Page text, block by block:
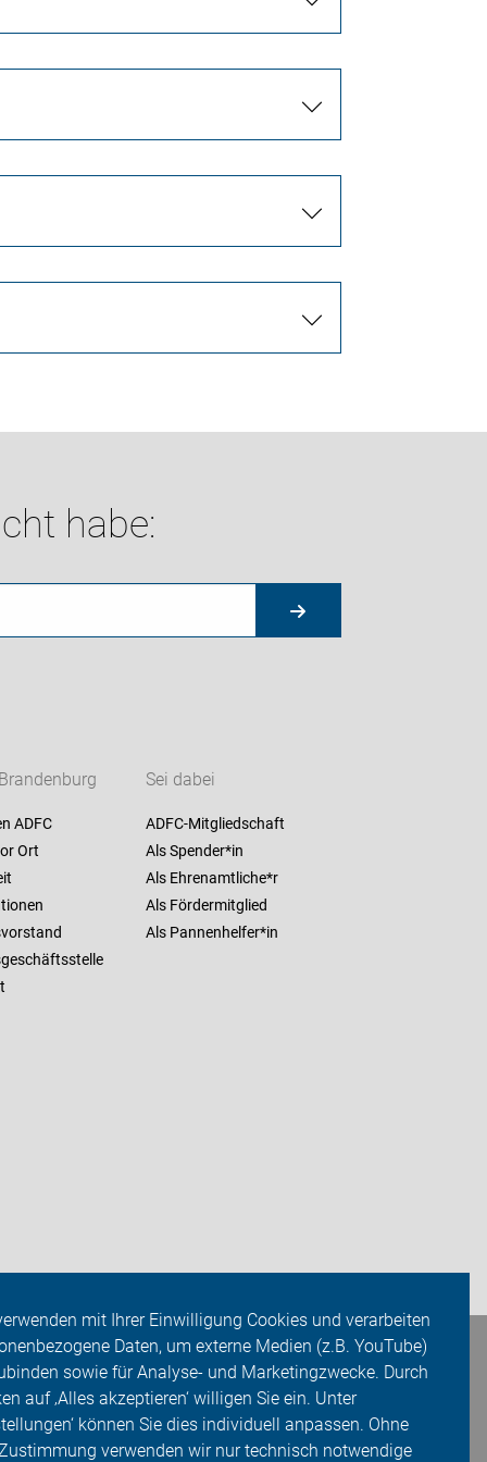
mit Ihrer Einwilligung Cookies und verarbeiten
Daten, um externe Medien (z.B. YouTube)
sowie für Analyse- und Marketingzwecke. Durch
auf ‚Alles akzeptieren‘ willigen Sie ein. Unter
können Sie dies individuell anpassen. Ohne
verwenden wir nur technisch notwendige
habe:
ADFC
Ort
Sei dabei
ADFC-Mitgliedschaft
Als Spender*in
Als Ehrenamtliche*r
Als Fördermitglied
Als Pannenhelfer*in